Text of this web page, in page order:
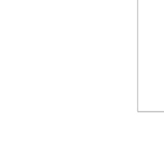
05-7 중복
하면 된다
하면 된다
05-8 엑셀